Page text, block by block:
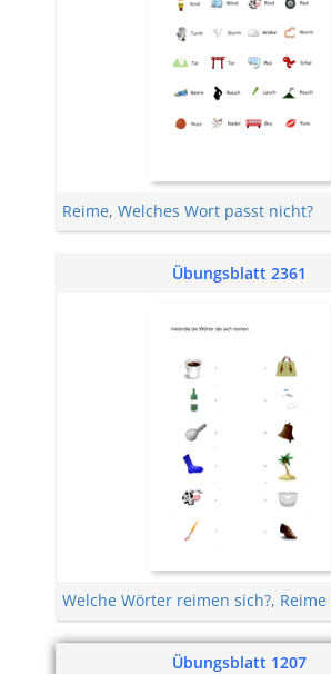
Reime, Welches Wort passt nicht?
Übungsblatt 2361
Welche Wörter reimen sich?, Reime
Übungsblatt 1207